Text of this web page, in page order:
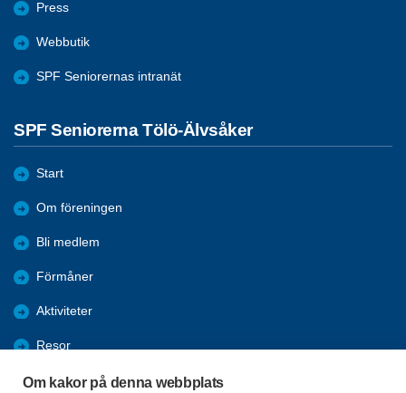
Om kakor på denna webbplats
Press
Webbutik
SPF Seniorernas intranät
SPF Seniorerna Tölö-Älvsåker
Start
Om föreningen
Bli medlem
Förmåner
Aktiviteter
Resor
Bildgalleri